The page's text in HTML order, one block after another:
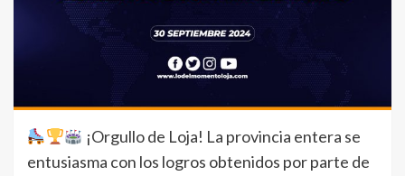
¡Orgullo de Loja! La provincia entera se
entusiasma con los logros obtenidos por parte de